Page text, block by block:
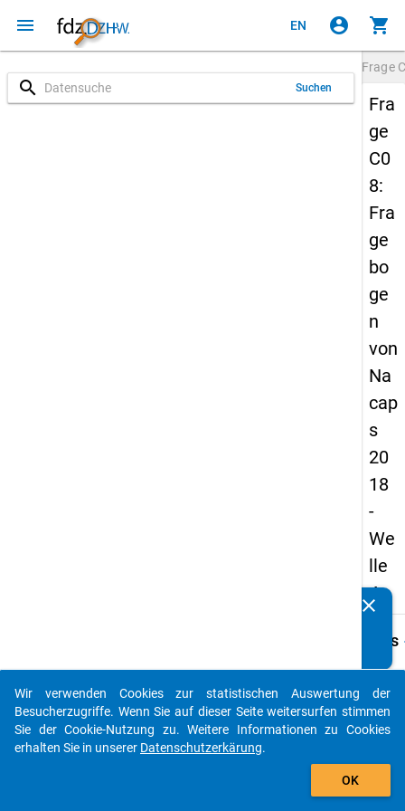
menu EN account_circle shopping_cart
search Suchen
Frage
Fra
ge
C0
8:
Fra
ge
bo
ge
n
von
Na
cap
s
20
18
-
We
lle
4
Details
C08
Wie
clear
auto_stories
add_shopping_cart
Wir verwenden Cookies zur statistischen Auswertung der
Besucherzugriffe. Wenn Sie auf dieser Seite weitersurfen stimmen
Sie der Cookie-Nutzung zu. Weitere Informationen zu Cookies
erhalten Sie in unserer Datenschutzerkärung.
OK